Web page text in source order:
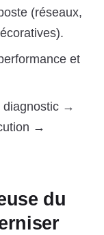
(réseaux,
et
diagnostic →
→
du